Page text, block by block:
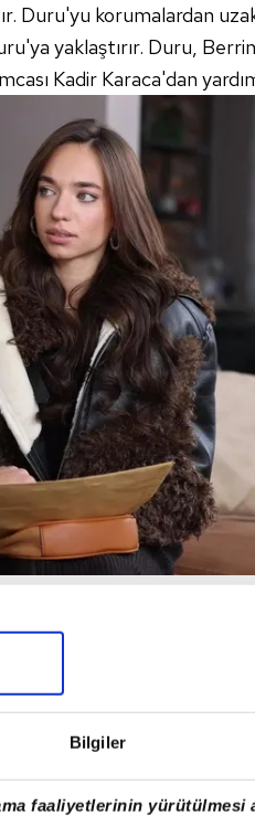
Bilgiler
faaliyetlerinin yürütülmesi
Duru'yu korumalardan
yaklaştırır. Duru,
Kadir Karaca'dan